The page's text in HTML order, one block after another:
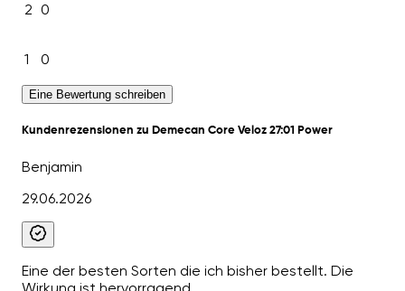
2 0
1 0
Eine Bewertung schreiben
Kundenrezensionen zu Demecan Core Veloz 27:01 Power
Benjamin
29.06.2026
Eine der besten Sorten die ich bisher bestellt. Die